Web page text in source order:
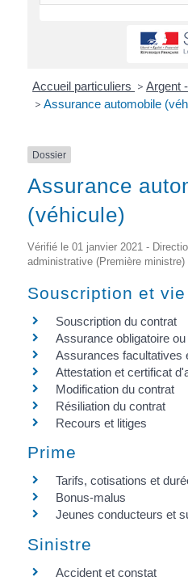
Accueil particuliers > Argent
> Assurance automobile
Dossier
Assurance
(véhicule)
Vérifié le 01 janvier 2021 -
administrative (Première ministre)
Souscription et
Souscription du contrat
Assurance obligatoire
Assurances facultatives
Attestation et certificat
Modification du contrat
Résiliation du contrat
Recours et litiges
Prime
Tarifs, cotisations et
Bonus-malus
Jeunes conducteurs et
Sinistre
Accident et constat